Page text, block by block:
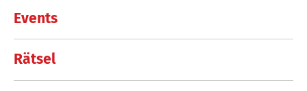
Events
Rätsel